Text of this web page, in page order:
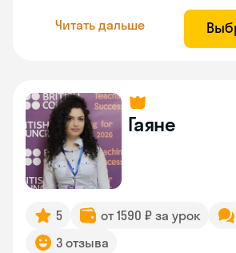
Читать дальше
Гаяне
5 от 1590 ₽ за урок
3 отзыва